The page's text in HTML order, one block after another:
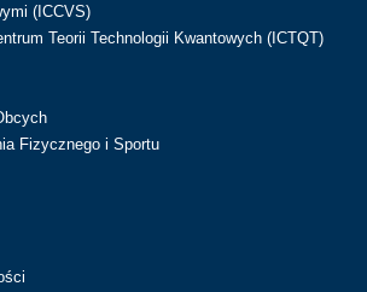
(ICCVS)
Teorii Technologii Kwantowych (ICTQT)
Fizycznego i Sportu